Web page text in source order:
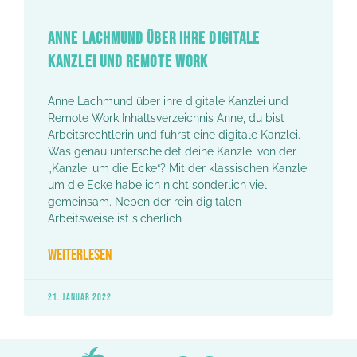
ANNE LACHMUND ÜBER IHRE DIGITALE
KANZLEI UND REMOTE WORK
Anne Lachmund über ihre digitale Kanzlei und
Remote Work Inhaltsverzeichnis Anne, du bist
Arbeitsrechtlerin und führst eine digitale Kanzlei.
Was genau unterscheidet deine Kanzlei von der
„Kanzlei um die Ecke“? Mit der klassischen Kanzlei
um die Ecke habe ich nicht sonderlich viel
gemeinsam. Neben der rein digitalen
Arbeitsweise ist sicherlich
WEITERLESEN
21. JANUAR 2022